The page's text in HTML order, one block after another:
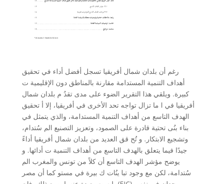
رغم أن بلدان شمال أفريقيا تسجل أفضل أداء في تحقيق
أهداف التنمية المستدامة مقارنة ﺑﺎلمناطق دون الإقليمية ت
كبيرة. ويلقي هذا التقرير الضوء على مدى تقدُ م بلدان شمال
أفريقيا في ا ما تزال تواجه تحد الأخرى في أفريقيا، إلا أ تحقيق
الهدف التاسع من أهداف التنمية المستدامة، والذي يتمثل في
بناء بنُى تحتية قادرة على الصمود، وتعزيز التصنيع الم سُتدام،
وتشجيع الابتكار. و تُح قق العديد من بلدان شمال أفريقيا أداءً
جيدًا فيما يتعلق ﺑﺎلهدف التاسع من أهداف التنمية ت أدائها. و
يوضح مؤشر الهدف التاسع أن كلاً من تونس والمغرب الم
سُتدامة، لكن مع وجود تبا ينُات ك بيرة في مستو كما أن مصر